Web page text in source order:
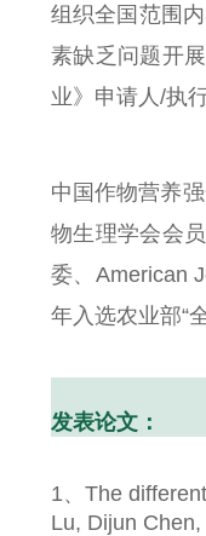
组织全国范围内
素缺乏问题开
业》申请人 /执
中国作物营养
物生理学会会员
委、 American
年入选农业部“
发表论文：
1、 The
Lu, Dijun